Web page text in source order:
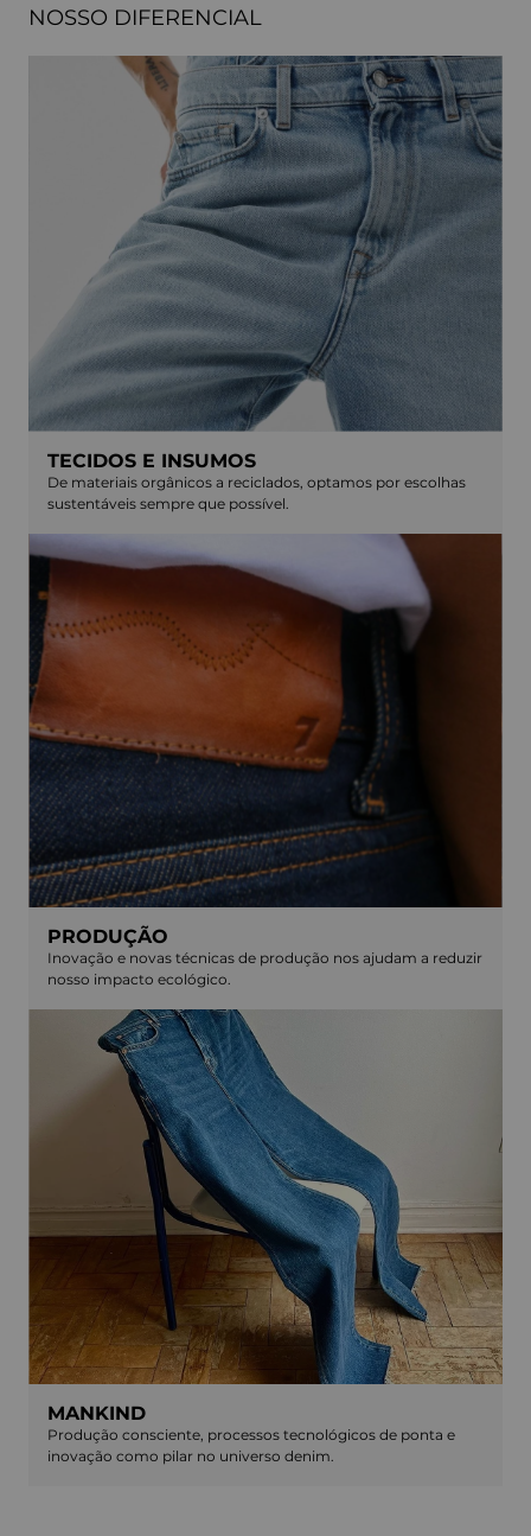
NOSSO DIFERENCIAL
TECIDOS E INSUMOS
De materiais orgânicos a reciclados, optamos por escolhas
sustentáveis sempre que possível.
PRODUÇÃO
Inovação e novas técnicas de produção nos ajudam a reduzir
nosso impacto ecológico.
MANKIND
Produção consciente, processos tecnológicos de ponta e
inovação como pilar no universo denim.